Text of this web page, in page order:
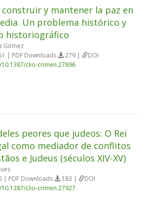
y mantener la paz en
Un problema histórico y
historiográfico
Gómez
| PDF Downloads 279 |
DOI
clio-crimen.27896
peores que judeos: O Rei
como mediador de conflitos
e Judeus (séculos XIV-XV)
| PDF Downloads 183 |
DOI
clio-crimen.27927